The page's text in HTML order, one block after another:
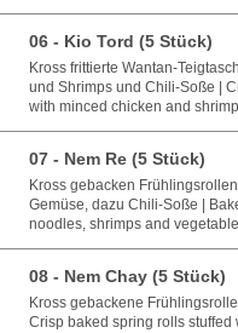
06 - Kio Tord (5 Stück)
Kross frittierte Wantan-
und Shrimps und Chili-Soße |
with minced chicken and
07 - Nem Re (5 Stück)
Kross gebacken
Gemüse, dazu Chili-Soße |
noodles, shrimps and
08 - Nem Chay (5 Stück)
Kross gebackene
Crisp baked spring rolls